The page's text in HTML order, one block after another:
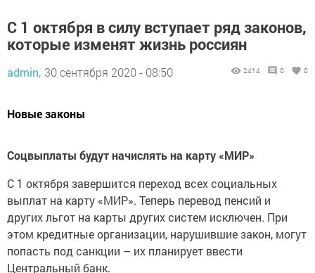
С 1 октября в силу вступает ряд законов,
которые изменят жизнь россиян
admin, 30 сентября 2020 - 08:50 2414 0 0
Новые законы
Соцвыплаты будут начислять на карту «МИР»
С 1 октября завершится переход всех социальных
выплат на карту «МИР». Теперь перевод пенсий и
других льгот на карты других систем исключен. При
этом кредитные организации, нарушившие закон, могут
попасть под санкции – их планирует ввести
Центральный банк.